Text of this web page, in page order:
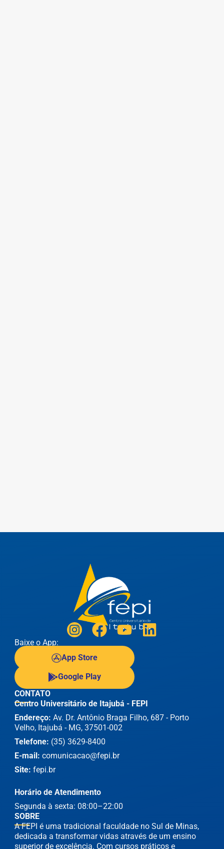
Baixe o App:
App Store
Google Play
SOBRE
A FEPI é uma tradicional faculdade no Sul de Minas,
dedicada a transformar vidas através de um ensino
superior de excelência. Com cursos práticos e
CONTATO
Centro Universitário de Itajubá - FEPI
Endereço: Av. Dr. Antônio Braga Filho, 687 - Porto
Velho, Itajubá - MG, 37501-002
Telefone: (35) 3629-8400
E-mail: comunicacao@fepi.br
Site: fepi.br
Horário de Atendimento
Segunda à sexta: 08:00–22:00